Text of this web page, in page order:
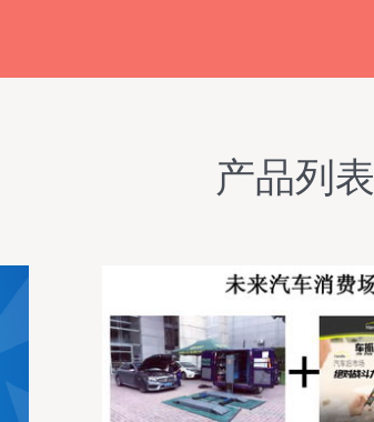
产品列表